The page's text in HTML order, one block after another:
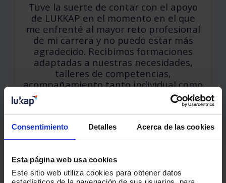
Consentimiento Detalles Acerca de las cookies
Esta página web usa cookies
Este sitio web utiliza cookies para obtener datos
Tuve la suerte de contar con el apoyo
de LUKKAP en el momento en el que
me enfrenté al mayor reto profesional
de mi carrera y no puedo estar más
agradecido. Recibimos formaciones
adaptadas a nuestras necesidades,
talleres de competencias,
acompañamiento tanto individual como
desarrollo del equipo, elaboración de
un cuadro de mando que se ha
convertido en nuestra herramienta de
toma de decisiones… Además de todo el
conocimiento de los profesionales que
valores y cercanía en el trato.